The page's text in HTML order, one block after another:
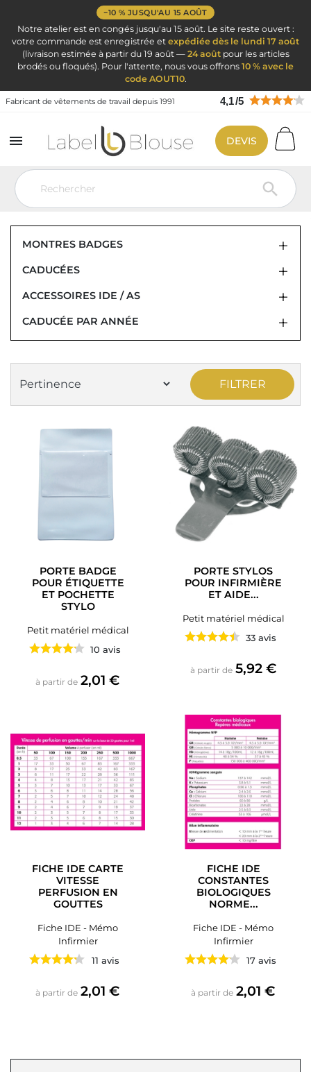
−10 % JUSQU'AU 15 AOÛT
Notre atelier est en congés jusqu'au 15 août. Le site reste ouvert :
votre commande est enregistrée et expédiée dès le lundi 17 août
(livraison estimée à partir du 19 août — 24 aoûtpour les articles
brodés ou floqués). Pour l'attente, nous vous offrons 10 % avec le
code AOUT10.
Fabricant de vêtements de travail depuis 1991 4,1/5


DEVIS
Vêtement de travail
Ciseaux infirmière pince Kocher et accessoires
STYLO SERINGUE POUR INFIRMIÈRE ET
PROFESSIONNELS DU MILIEU MÉDICAL
MONTRES BADGES
CADUCÉES
ACCESSOIRES IDE / AS
CADUCÉE PAR ANNÉE
FILTRER
PORTE BADGE
POUR ÉTIQUETTE
ET POCHETTE
STYLO
Petit matériel médical
10 avis
à partir de Prix
2,01 €
PORTE STYLOS
POUR INFIRMIÈRE
ET AIDE...
Petit matériel médical
33 avis
à partir de Prix
5,92 €
FICHE IDE CARTE
VITESSE
PERFUSION EN
GOUTTES
Fiche IDE - Mémo
Infirmier
11 avis
à partir de Prix
2,01 €
FICHE IDE
CONSTANTES
BIOLOGIQUES
NORME...
Fiche IDE - Mémo
Infirmier
17 avis
à partir de Prix
2,01 €